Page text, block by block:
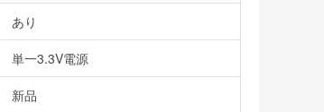
あり
単一3.3V電源
新品